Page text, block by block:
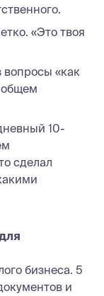
«Это твоя
«как
общем
10-
сделал
бизнеса. 5
и